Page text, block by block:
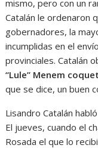
mismo, pero con un
Catalán le ordenaron
gobernadores, la
incumplidas en el
provinciales. Catalán
“Lule” Menem
que se dice, un buen
Lisandro Catalán
El jueves, cuando el
Rosada el que lo